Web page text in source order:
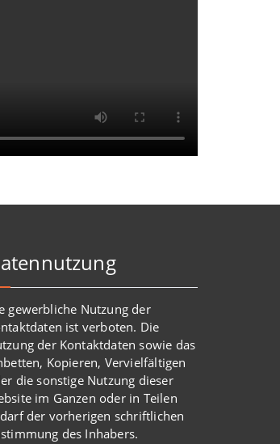
gewerbliche Nutzung der
ist verboten. Die
der Kontaktdaten sowie das
Kopieren, Vervielfältigen
die sonstige Nutzung dieser
im Ganzen oder in Teilen
der vorherigen schriftlichen
des Inhabers.